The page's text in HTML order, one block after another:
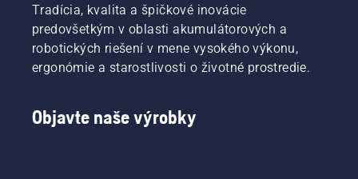
Tradícia, kvalita a špičkové inovácie
predovšetkým v oblasti akumulátorových a
robotických riešení v mene vysokého výkonu,
ergonómie a starostlivosti o životné prostredie.
Objavte naše výrobky